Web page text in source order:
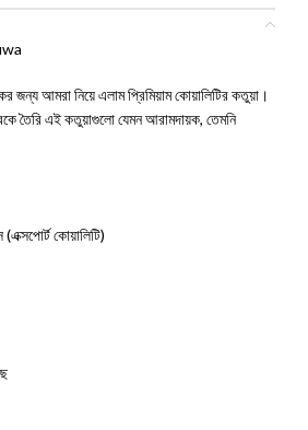
জন্য আমরা নিয়ে এলাম প্রিমিয়াম কোয়ালিটির কতুয়া।
তৈরি এই কতুয়াগুলো যেমন আরামদায়ক, তেমনি
কোয়ালিটি)